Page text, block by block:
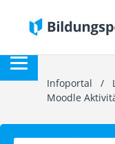
Infoportal /
Moodle